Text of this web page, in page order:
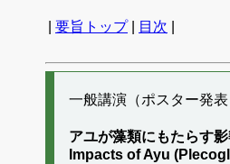
要旨トップ| 目次
一般講演（ポスター発
アユが藻類にもたらす
Impacts of Ayu